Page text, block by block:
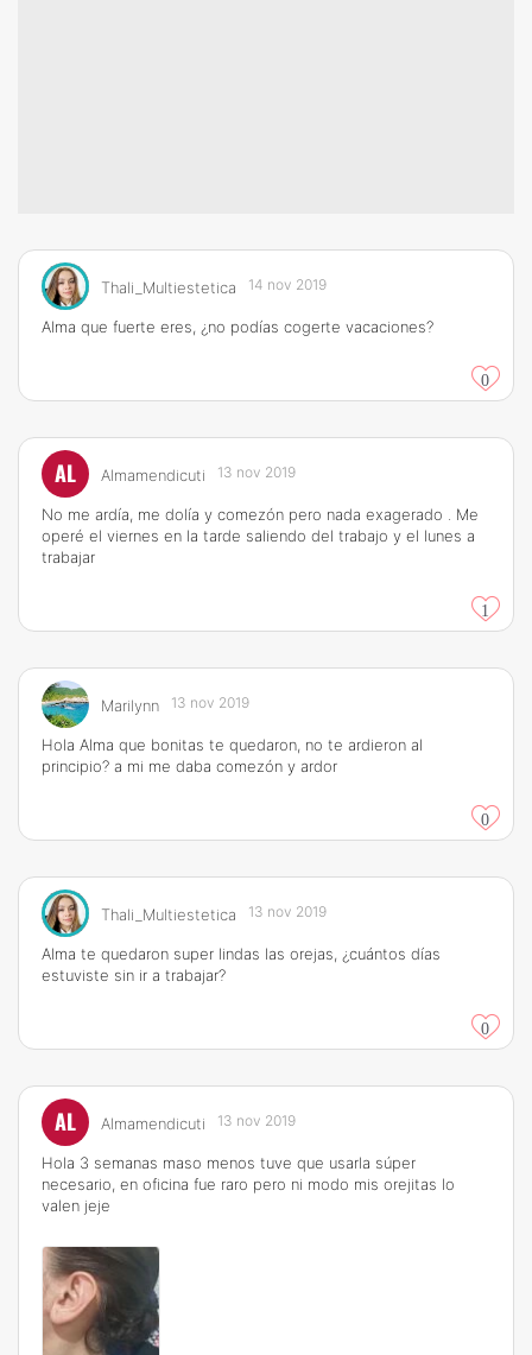
Thali_Multiestetica 14 nov 2019
Alma que fuerte eres, ¿no podías cogerte vacaciones?
0
AL Almamendicuti 13 nov 2019
No me ardía, me dolía y comezón pero nada exagerado . Me
operé el viernes en la tarde saliendo del trabajo y el lunes a
trabajar
1
Marilynn 13 nov 2019
Hola Alma que bonitas te quedaron, no te ardieron al
principio? a mi me daba comezón y ardor
0
Thali_Multiestetica 13 nov 2019
Alma te quedaron super lindas las orejas, ¿cuántos días
estuviste sin ir a trabajar?
0
AL Almamendicuti 13 nov 2019
Hola 3 semanas maso menos tuve que usarla súper
necesario, en oficina fue raro pero ni modo mis orejitas lo
valen jeje